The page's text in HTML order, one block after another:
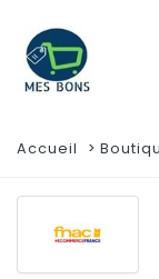
Accueil